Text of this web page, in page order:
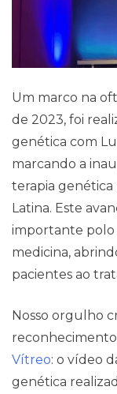
Um marco na
de 2023, foi
genética com
marcando a
terapia genética
Latina. Este
importante polo
medicina,
pacientes ao
Nosso orgulho
Vítreo: o vídeo
genética